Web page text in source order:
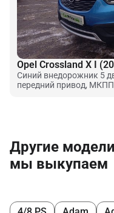
Opel Crossland X I
Синий внедорожник 5
передний привод,
Другие
мы выкупаем